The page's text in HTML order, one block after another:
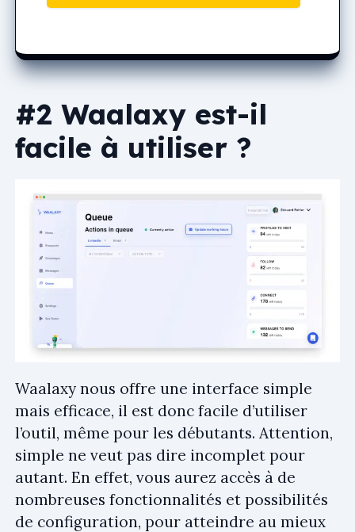
#2 Waalaxy est-il
facile à utiliser ?
Waalaxy nous offre une interface simple
mais efficace, il est donc facile d’utiliser
l’outil, même pour les débutants. Attention,
simple ne veut pas dire incomplet pour
autant. En effet, vous aurez accès à de
nombreuses fonctionnalités et possibilités
de configuration, pour atteindre au mieux